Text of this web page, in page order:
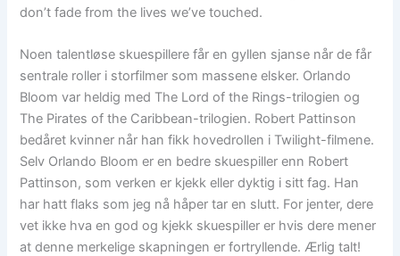
don’t fade from the lives we’ve touched.
Noen talentløse skuespillere får en gyllen sjanse når de får
sentrale roller i storfilmer som massene elsker. Orlando
Bloom var heldig med The Lord of the Rings-trilogien og
The Pirates of the Caribbean-trilogien. Robert Pattinson
bedåret kvinner når han fikk hovedrollen i Twilight-filmene.
Selv Orlando Bloom er en bedre skuespiller enn Robert
Pattinson, som verken er kjekk eller dyktig i sitt fag. Han
har hatt flaks som jeg nå håper tar en slutt. For jenter, dere
vet ikke hva en god og kjekk skuespiller er hvis dere mener
at denne merkelige skapningen er fortryllende. Ærlig talt!